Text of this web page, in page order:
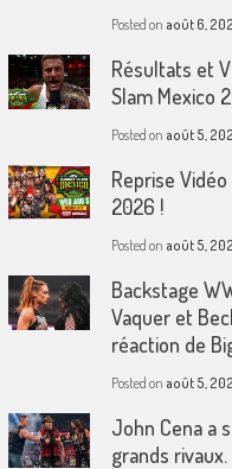
Posted on août 6,
Résultats et
Slam Mexico
Posted on août 5,
Reprise
2026 !
Posted on août 5,
Backstage
Vaquer et
réaction de
Posted on août 5,
John Cena a
grands